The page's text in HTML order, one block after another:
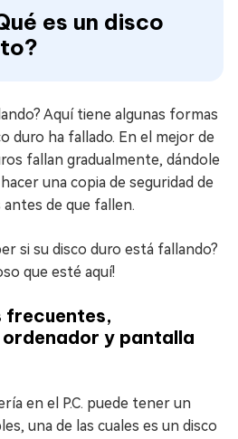
es un disco
Aquí tiene algunas formas
duro ha fallado. En el mejor de
fallan gradualmente, dándole
una copia de seguridad de
de que fallen.
si su disco duro está fallando?
que esté aquí!
frecuentes,
y pantalla
en el P.C. puede tener un
una de las cuales es un disco